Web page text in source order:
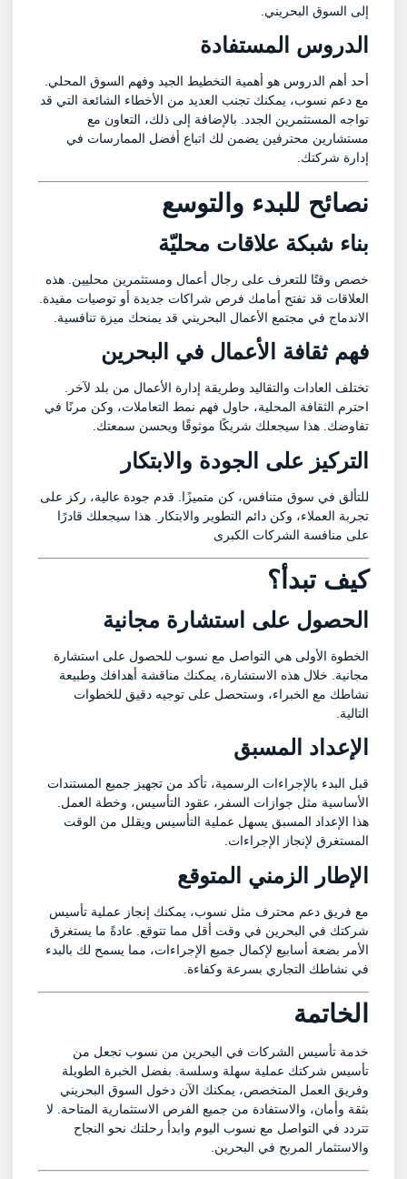
إلى السوق البحريني.
الدروس المستفادة
أحد أهم الدروس هو أهمية التخطيط الجيد وفهم السوق المحلي.
مع دعم نسوب، يمكنك تجنب العديد من الأخطاء الشائعة التي قد
تواجه المستثمرين الجدد. بالإضافة إلى ذلك، التعاون مع
مستشارين محترفين يضمن لك اتباع أفضل الممارسات في
إدارة شركتك.
نصائح للبدء والتوسع
بناء شبكة علاقات محليّة
خصص وقتًا للتعرف على رجال أعمال ومستثمرين محليين. هذه
العلاقات قد تفتح أمامك فرص شراكات جديدة أو توصيات مفيدة.
الاندماج في مجتمع الأعمال البحريني قد يمنحك ميزة تنافسية.
فهم ثقافة الأعمال في البحرين
تختلف العادات والتقاليد وطريقة إدارة الأعمال من بلد لآخر.
احترم الثقافة المحلية، حاول فهم نمط التعاملات، وكن مرنًا في
تفاوضك. هذا سيجعلك شريكًا موثوقًا ويحسن سمعتك.
التركيز على الجودة والابتكار
للتألق في سوق متنافس، كن متميزًا. قدم جودة عالية، ركز على
تجربة العملاء، وكن دائم التطوير والابتكار. هذا سيجعلك قادرًا
على منافسة الشركات الكبرى
كيف تبدأ؟
الحصول على استشارة مجانية
الخطوة الأولى هي التواصل مع نسوب للحصول على استشارة
مجانية. خلال هذه الاستشارة، يمكنك مناقشة أهدافك وطبيعة
نشاطك مع الخبراء، وستحصل على توجيه دقيق للخطوات
التالية.
الإعداد المسبق
قبل البدء بالإجراءات الرسمية، تأكد من تجهيز جميع المستندات
الأساسية مثل جوازات السفر، عقود التأسيس، وخطة العمل.
هذا الإعداد المسبق يسهل عملية التأسيس ويقلل من الوقت
المستغرق لإنجاز الإجراءات.
الإطار الزمني المتوقع
مع فريق دعم محترف مثل نسوب، يمكنك إنجاز عملية تأسيس
شركتك في البحرين في وقت أقل مما تتوقع. عادةً ما يستغرق
الأمر بضعة أسابيع لإكمال جميع الإجراءات، مما يسمح لك بالبدء
في نشاطك التجاري بسرعة وكفاءة.
الخاتمة
خدمة تأسيس الشركات في البحرين من نسوب تجعل من
تأسيس شركتك عملية سهلة وسلسة. بفضل الخبرة الطويلة
وفريق العمل المتخصص، يمكنك الآن دخول السوق البحريني
بثقة وأمان، والاستفادة من جميع الفرص الاستثمارية المتاحة. لا
تتردد في التواصل مع نسوب اليوم وابدأ رحلتك نحو النجاح
والاستثمار المربح في البحرين.